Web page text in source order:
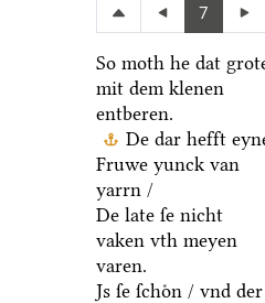
7
So moth he dat
mit dem klenen
entberen.
De dar hefft
Fruwe yunck van
yarrn /
De late ſe nicht
vaken vth meyen
varen.
Js ſe ſchoͤn / vnd der